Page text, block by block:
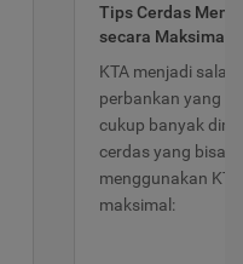
Tips Cerdas
secara Maksimal
KTA menjadi
perbankan yang
cukup banyak
cerdas yang bisa
menggunakan
maksimal: